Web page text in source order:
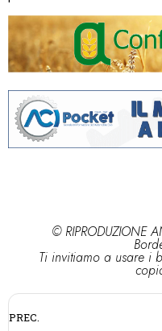
© RIPRODUZIONE
Ti invitiamo a usare i
PREC.